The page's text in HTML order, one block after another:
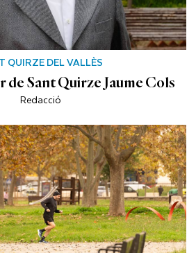
QUIRZE DEL VALLÈS
de Sant Quirze Jaume Cols
Redacció